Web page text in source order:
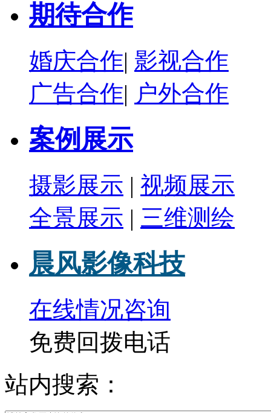
期待合作
婚庆合作| 影视合作
广告合作| 户外合作
案例展示
摄影展示 | 视频展示
全景展示 | 三维测绘
晨风影像科技
在线情况咨询
免费回拨电话
站内搜索：